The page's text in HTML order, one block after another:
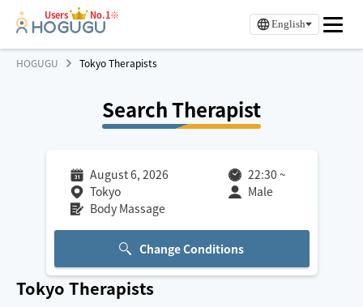
Users No.1※
English
HOGUGU Tokyo Therapists
Search Therapist
August 6, 2026 22:30 ~
Tokyo
Male
Body Massage
Change Conditions
Tokyo Therapists